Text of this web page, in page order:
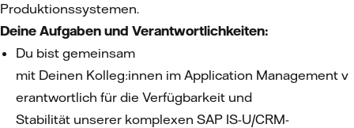
Produktionssystemen.
Deine Aufgaben und Verantwortlichkeiten:
Du bist gemeinsam
mit Deinen Kolleg:innen im Application Management v
erantwortlich für die Verfügbarkeit und
Stabilität unserer komplexen SAP IS-U/CRM-